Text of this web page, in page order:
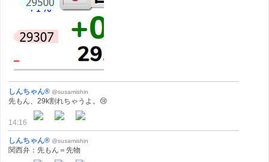
しんちゃん® @susamishin
先もん、29k割れちゃうよ。😢
14:16
しんちゃん® @susamishin
関西弁：先もん＝先物